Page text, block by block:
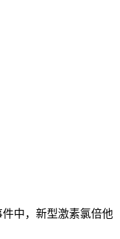
中，新型激素氯倍他